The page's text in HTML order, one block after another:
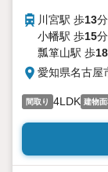
川宮駅 歩13
小幡駅 歩15分
瓢箪山駅 歩18
愛知県名古屋
間取り 4LDK 建物